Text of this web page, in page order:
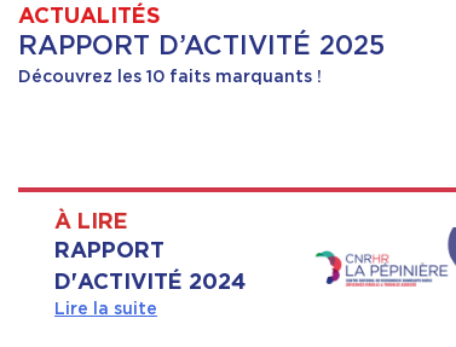
ACTUALITÉS
RAPPORT D’ACTIVITÉ 2025
Découvrez les 10 faits marquants !
À LIRE
RAPPORT
D'ACTIVITÉ 2024
Lire la suite